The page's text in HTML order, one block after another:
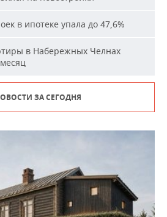
в ипотеке упала до 47,6%
в Набережных Челнах
ЗА СЕГОДНЯ